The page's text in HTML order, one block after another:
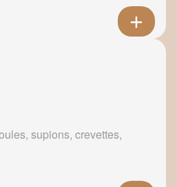
supions, crevettes,